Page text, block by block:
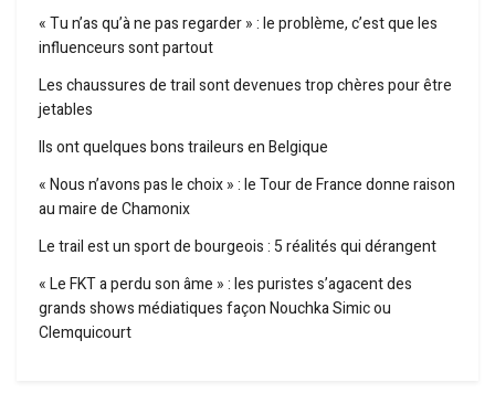
« Tu n’as qu’à ne pas regarder » : le problème, c’est que les
influenceurs sont partout
Les chaussures de trail sont devenues trop chères pour être
jetables
Ils ont quelques bons traileurs en Belgique
« Nous n’avons pas le choix » : le Tour de France donne raison
au maire de Chamonix
Le trail est un sport de bourgeois : 5 réalités qui dérangent
« Le FKT a perdu son âme » : les puristes s’agacent des
grands shows médiatiques façon Nouchka Simic ou
Clemquicourt